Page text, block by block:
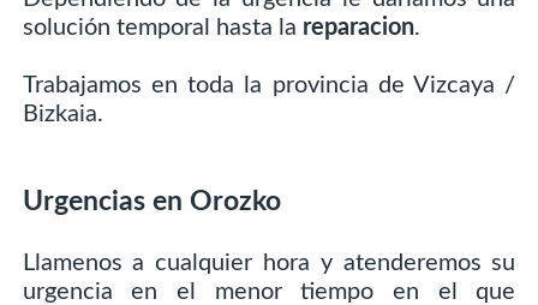
solución temporal hasta la reparacion.
Trabajamos en toda la provincia de Vizcaya /
Bizkaia.
Urgencias en Orozko
Llamenos a cualquier hora y atenderemos su
urgencia en el menor tiempo en el que